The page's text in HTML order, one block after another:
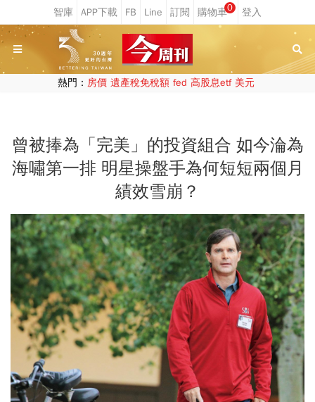
0
熱門： 房價 遺產稅免稅額 fed 高股息etf 美元
曾被捧為「完美」的投資組合 如今淪為
海嘯第一排 明星操盤手為何短短兩個月
績效雪崩？